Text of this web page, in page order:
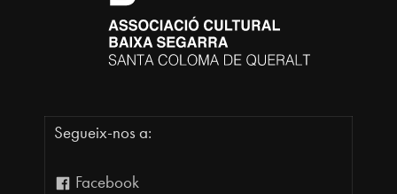
Segueix-nos a:
Facebook